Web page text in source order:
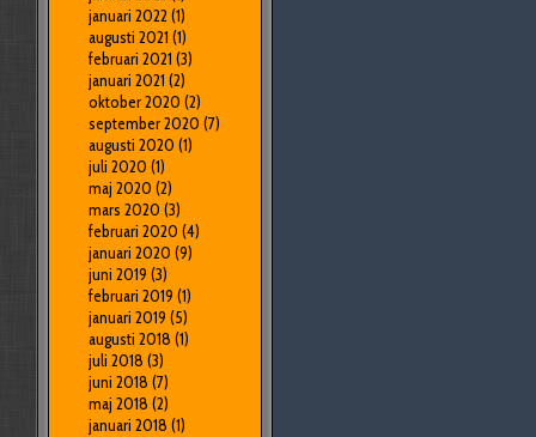
januari 2022 (1)
augusti 2021 (1)
februari 2021 (3)
januari 2021 (2)
oktober 2020 (2)
september 2020 (7)
augusti 2020 (1)
juli 2020 (1)
maj 2020 (2)
mars 2020 (3)
februari 2020 (4)
januari 2020 (9)
juni 2019 (3)
februari 2019 (1)
januari 2019 (5)
augusti 2018 (1)
juli 2018 (3)
juni 2018 (7)
maj 2018 (2)
januari 2018 (1)